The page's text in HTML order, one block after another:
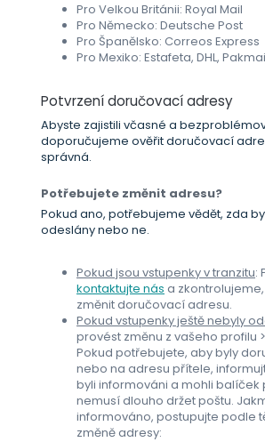
Pro Velkou Británii: Royal Mail
Pro Německo: Deutsche Post
Pro Španělsko: Correos Express
Pro Mexiko: Estafeta, DHL,
Potvrzení doručovací adresy
Abyste zajistili včasné a
doporučujeme ověřit doručovací
správná.
Potřebujete změnit adresu?
Pokud ano, potřebujeme vědět, zda
odeslány nebo ne.
Pokud jsou vstupenky v tranzitu:
kontaktujte nás a
změnit doručovací adresu.
Pokud vstupenky ještě nebyly
provést změnu z vašeho profilu
Pokud potřebujete, aby byly
nebo na adresu přítele,
byli informováni a mohli balíček
nemusí dlouho držet poštu.
informováno, postupujte podle
změně adresy: